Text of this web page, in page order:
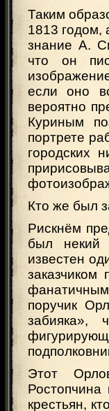
Таким
1813 годом,
знание А.
что он
если оно
вероятно
Куриным
портрете
городских
Кто же был
Рискнём
был некий
известен
заказчиком
поручик
забияка»,
Этот
Ростопчина
крестьян,